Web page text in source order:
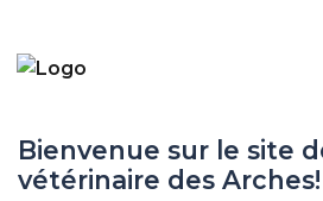
Bienvenue sur le site
vétérinaire des Arches!